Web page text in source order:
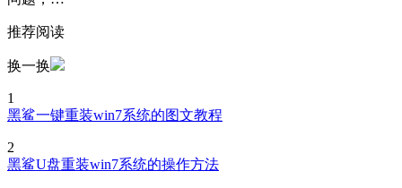
推荐阅读
换一换
1
黑鲨一键重装win7系统的图文教程
2
黑鲨U盘重装win7系统的操作方法